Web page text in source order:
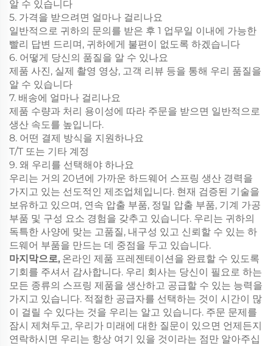
알 수 있습니다
5. 가격을 받으려면 얼마나 걸리나요
일반적으로 귀하의 문의를 받은 후 1 업무일 이내에 가능한
빨리 답변 드리며, 귀하에게 불편이 없도록 하겠습니다
6. 어떻게 당신의 품질을 알 수 있나요
제품 사진, 실제 촬영 영상, 고객 리뷰 등을 통해 우리 품질을
알 수 있습니다
7. 배송에 얼마나 걸리나요
제품 수량과 처리 용이성에 따라 주문을 받으면 일반적으로
생산 속도를 높입니다.
8. 어떤 결제 방식을 지원하나요
T/T 또는 기타 계정
9. 왜 우리를 선택해야 하나요
우리는 거의 20년에 가까운 하드웨어 스프링 생산 경력을
가지고 있는 선도적인 제조업체입니다. 현재 검증된 기술을
보유하고 있으며, 연속 압출 부품, 정밀 압출 부품, 기계 가공
부품 및 구성 요소 경험을 갖추고 있습니다. 우리는 귀하의
독특한 사양에 맞는 고품질, 내구성 있고 신뢰할 수 있는 하
드웨어 부품을 만드는 데 중점을 두고 있습니다.
마지막으로, 온라인 제품 프레젠테이션을 완료할 수 있도록
기회를 주셔서 감사합니다. 우리 회사는 당신이 필요로 하는
모든 종류의 스프링 제품을 생산하고 공급할 수 있는 능력을
가지고 있습니다. 적절한 공급자를 선택하는 것이 시간이 많
이 걸릴 수 있다는 것을 우리는 알고 있습니다. 주문 문제를
잠시 제쳐두고, 우리가 미래에 대한 질문이 있으면 언제든지
연락하시면 우리는 항상 여기 있을 것이라는 점만 알아주십